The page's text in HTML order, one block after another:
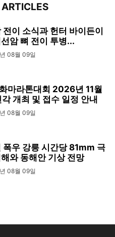
전이 소식과 헌터 바이든이
암 뼈 전이 투병...
08월 09일
마라톤대회 2026년 11월
개최 및 접수 일정 안내
08월 09일
폭우 강릉 시간당 81mm 극
와 동해안 기상 전망
08월 09일